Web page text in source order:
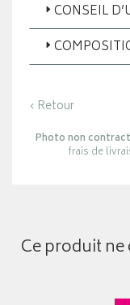
CONSEIL
‹ Retour
Photo non
frais de
Ce produit